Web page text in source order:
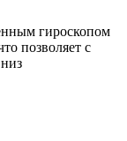
гироскопом
позволяет с